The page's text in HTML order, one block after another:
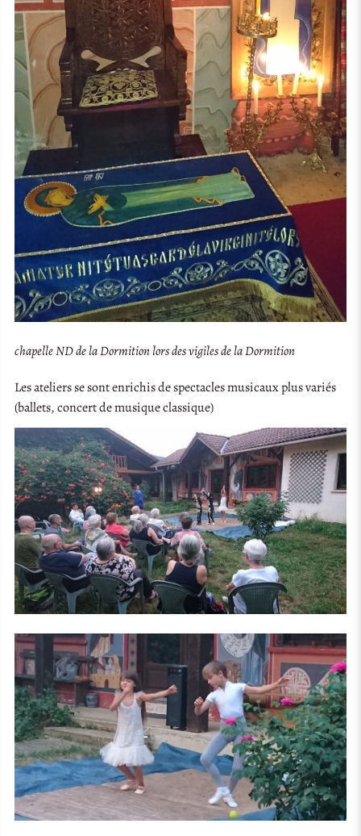
chapelle ND de la Dormition lors des vigiles de la Dormition
Les ateliers se sont enrichis de spectacles musicaux plus variés
(ballets, concert de musique classique)